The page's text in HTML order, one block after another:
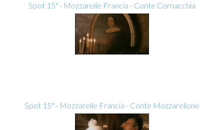
Spot 15" - Mozzarelle Francia - Conte Cornacchia
Spot 15" - Mozzarelle Francia - Conte Mozzarellone